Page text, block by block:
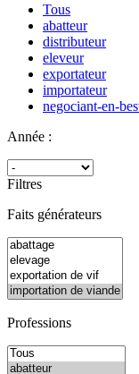
Tous
abatteur
distributeur
eleveur
exportateur
importateur
negociant-en-
Année :
Filtres
Faits générateurs
Professions